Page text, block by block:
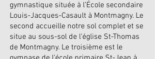
gymnastique située à l’École secondaire
Louis-Jacques-Casault à Montmagny. Le
second accueille notre sol complet et se
situe au sous-sol de l'église St-Thomas
de Montmagny. Le troisième est le